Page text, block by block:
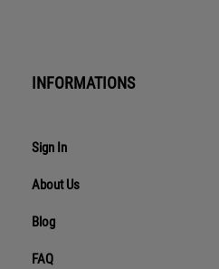
INFORMATIONS
Sign In
About Us
Blog
FAQ